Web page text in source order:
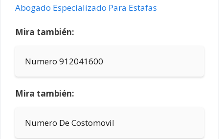
Abogado Especializado Para Estafas
Mira también:
Numero 912041600
Mira también:
Numero De Costomovil